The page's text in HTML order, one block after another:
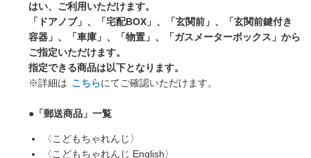
はい、ご利用いただけます。
「ドアノブ」、「宅配BOX」、「玄関前」、「玄関前鍵付き
容器」、「車庫」、「物置」、「ガスメーターボックス」から
ご指定いただけます。
指定できる商品は以下となります。
※詳細は こちらにてご確認いただけます。
●「郵送商品」一覧
〈こどもちゃれんじ〉
〈こどもちゃれんじ English〉